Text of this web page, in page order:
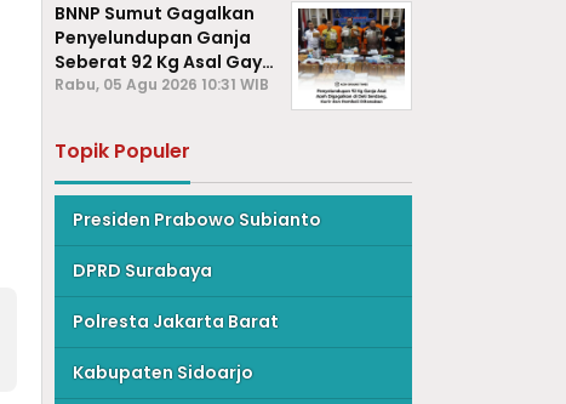
BNNP Sumut Gagalkan
Penyelundupan Ganja
Seberat 92 Kg Asal Gayo
Lues, Aceh.
Rabu, 05 Agu 2026 10:31 WIB
Topik Populer
Presiden Prabowo Subianto
DPRD Surabaya
Polresta Jakarta Barat
Kabupaten Sidoarjo